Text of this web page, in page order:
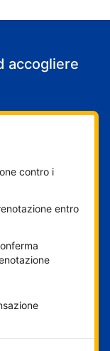
accogliere
contro i
entro